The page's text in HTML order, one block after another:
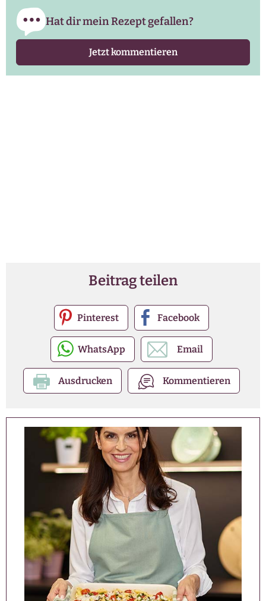
Hat dir mein Rezept gefallen?
Jetzt kommentieren
Beitrag teilen
Pinterest Facebook
WhatsApp Email
Ausdrucken Kommentieren